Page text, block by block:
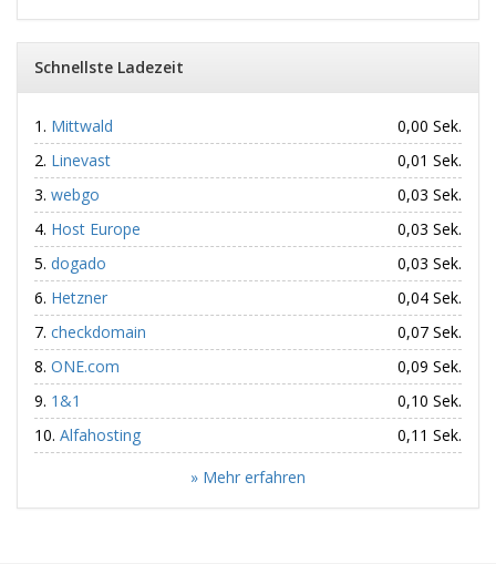
Schnellste Ladezeit
Mittwald
0,00 Sek.
Linevast
0,01 Sek.
webgo
0,03 Sek.
Host Europe
0,03 Sek.
dogado
0,03 Sek.
Hetzner
0,04 Sek.
checkdomain
0,07 Sek.
ONE.com
0,09 Sek.
1&1
0,10 Sek.
Alfahosting
0,11 Sek.
» Mehr erfahren